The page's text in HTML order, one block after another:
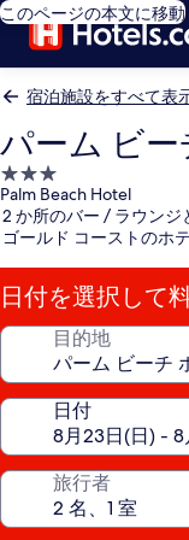
このページの本文に移動
宿泊施設をすべて表
パーム ビ
3.0
つ
星
泊
施
設
Palm Beach Hotel
2 か所のバー / ラウンジ
ゴールド コーストのホ
日付を選択して
目的地
日付
旅行者